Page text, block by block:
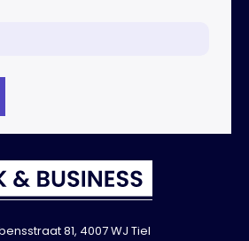
81, 4007 WJ Tiel